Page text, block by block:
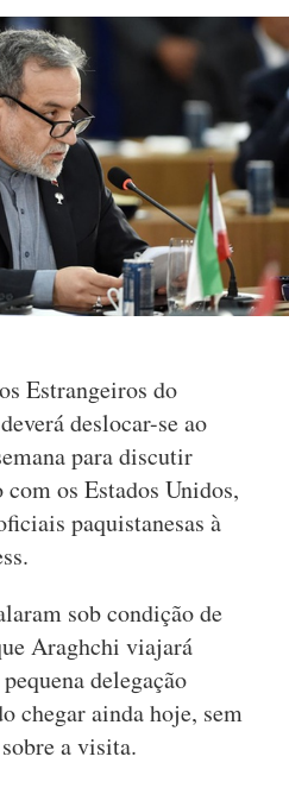
Estrangeiros do
deslocar-se ao
para discutir
os Estados Unidos,
paquistanesas à
sob condição de
Araghchi viajará
delegação
chegar ainda hoje, sem
a visita.